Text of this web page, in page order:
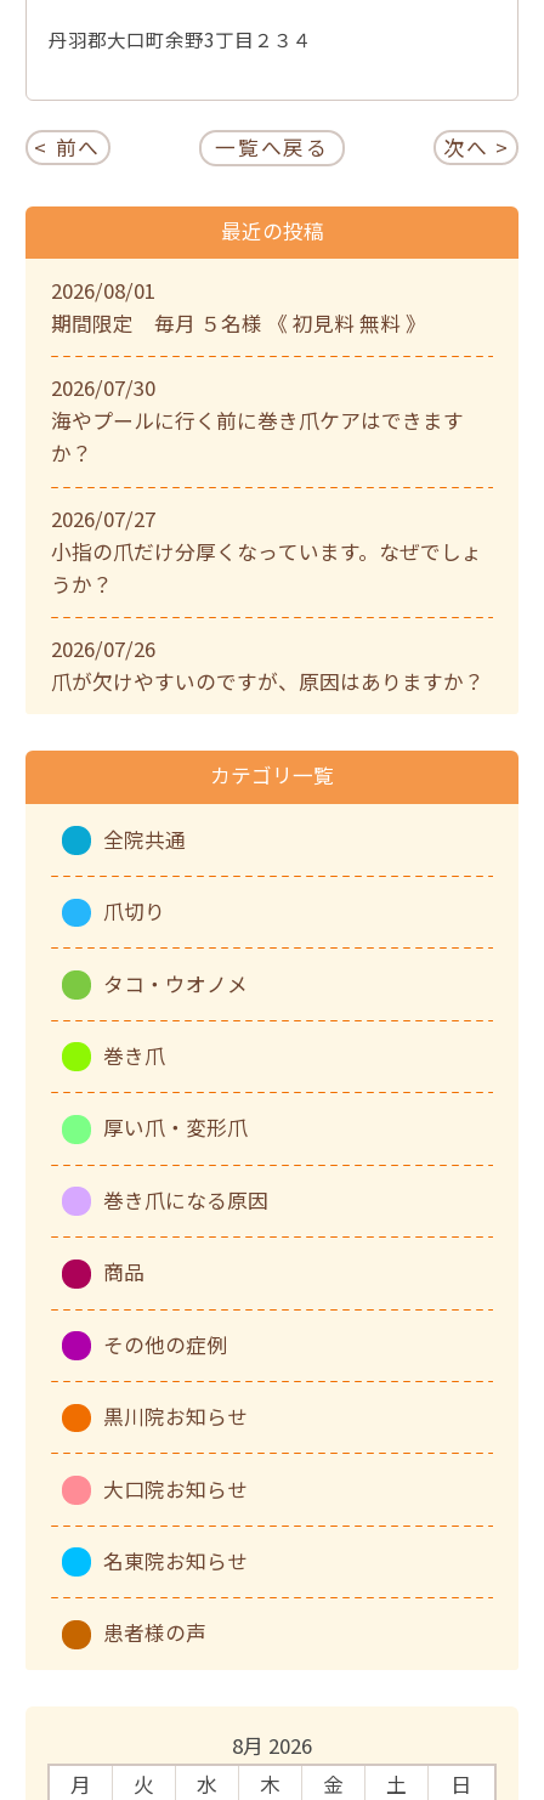
丹羽郡大口町余野3丁目２３４
< 前へ 一覧へ戻る 次へ >
最近の投稿
2026/08/01
期間限定 毎月 ５名様 《 初見料 無料 》
2026/07/30
海やプールに行く前に巻き爪ケアはできます
か？
2026/07/27
小指の爪だけ分厚くなっています。なぜでしょ
うか？
2026/07/26
爪が欠けやすいのですが、原因はありますか？
カテゴリ一覧
全院共通
爪切り
タコ・ウオノメ
巻き爪
厚い爪・変形爪
巻き爪になる原因
商品
その他の症例
黒川院お知らせ
大口院お知らせ
名東院お知らせ
患者様の声
8月 2026
月
火 水 木 金 土
日